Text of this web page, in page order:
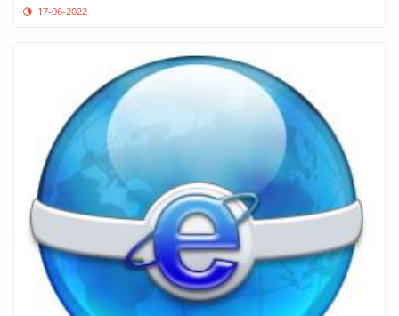
17-06-2022